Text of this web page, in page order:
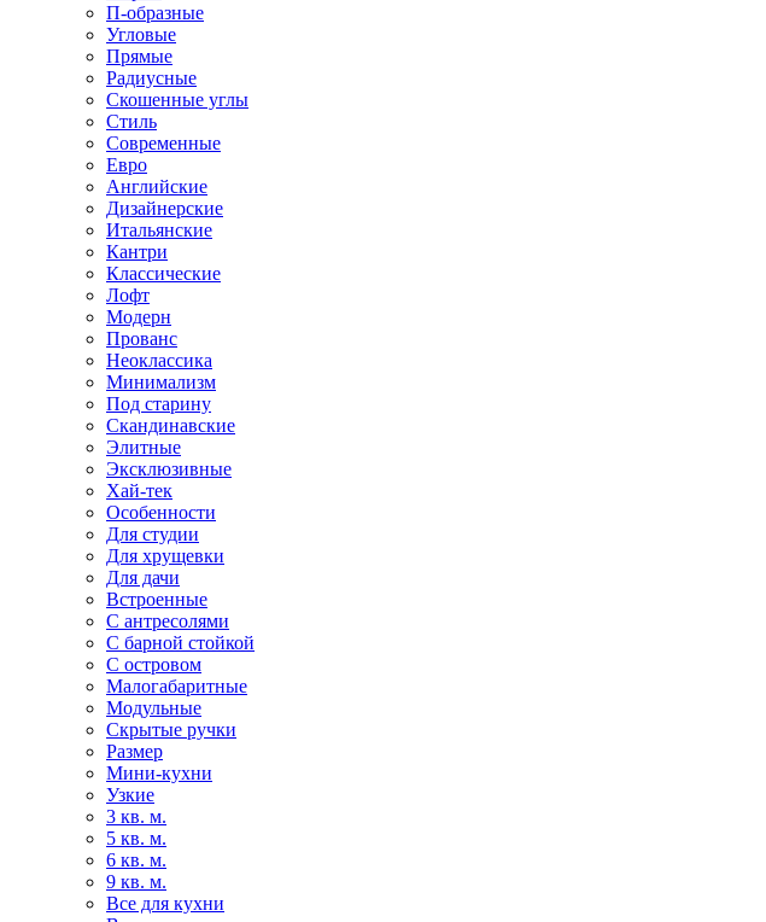
П-образные
Угловые
Прямые
Радиусные
Скошенные углы
Стиль
Современные
Евро
Английские
Дизайнерские
Итальянские
Кантри
Классические
Лофт
Модерн
Прованс
Неоклассика
Минимализм
Под старину
Скандинавские
Элитные
Эксклюзивные
Хай-тек
Особенности
Для студии
Для хрущевки
Для дачи
Встроенные
С антресолями
С барной стойкой
С островом
Малогабаритные
Модульные
Скрытые ручки
Размер
Мини-кухни
Узкие
3 кв. м.
5 кв. м.
6 кв. м.
9 кв. м.
Все для кухни